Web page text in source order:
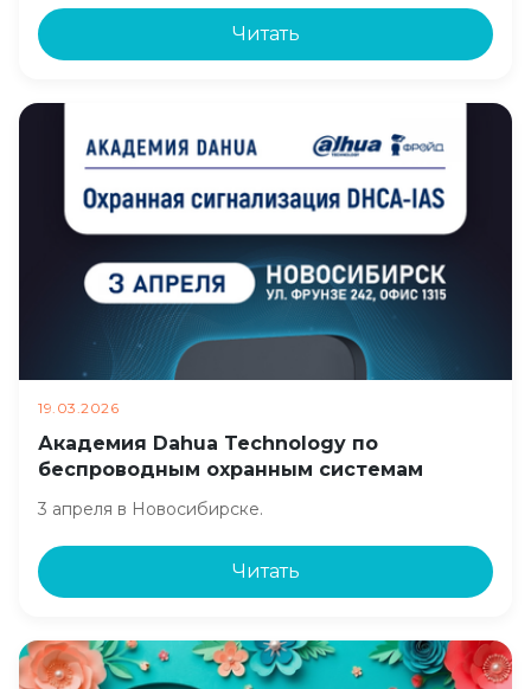
Читать
19.03.2026
Академия Dahua Technology по
беспроводным охранным системам
3 апреля в Новосибирске.
Читать